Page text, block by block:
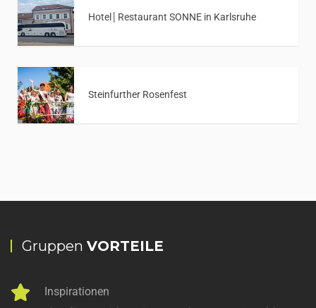
Hotel│Restaurant SONNE in Karlsruhe
Steinfurther Rosenfest
Gruppen VORTEILE
Inspirationen